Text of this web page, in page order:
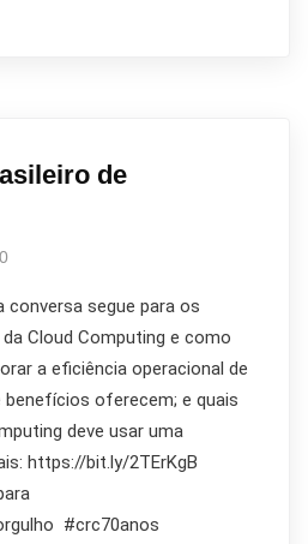
de
conversa segue para os
Cloud Computing e como
a eficiência operacional de
benefícios oferecem; e quais
deve usar uma
https://bit.ly/2TErKgB
#crc70anos